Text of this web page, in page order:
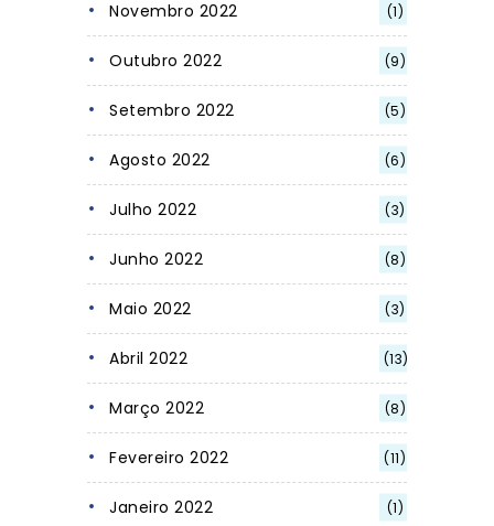
Novembro 2022 (1)
Outubro 2022 (9)
Setembro 2022 (5)
Agosto 2022 (6)
Julho 2022 (3)
Junho 2022 (8)
Maio 2022 (3)
Abril 2022 (13)
Março 2022 (8)
Fevereiro 2022 (11)
Janeiro 2022 (1)